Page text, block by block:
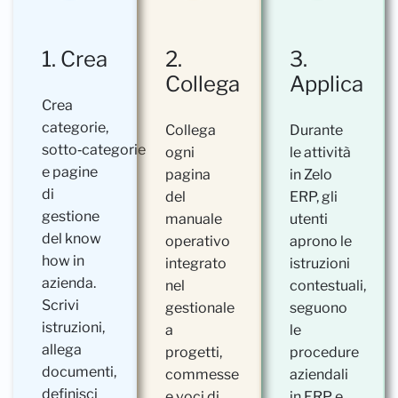
1. Crea
Crea
categorie,
sotto‑categorie
e pagine
di
gestione
del know
how in
azienda.
Scrivi
istruzioni,
allega
documenti,
definisci
2.
Collega
Collega
ogni
pagina
del
manuale
operativo
integrato
nel
gestionale
a
progetti,
commesse
3.
Applica
Durante
le attività
in Zelo
ERP, gli
utenti
aprono le
istruzioni
contestuali,
seguono
le
procedure
aziendali